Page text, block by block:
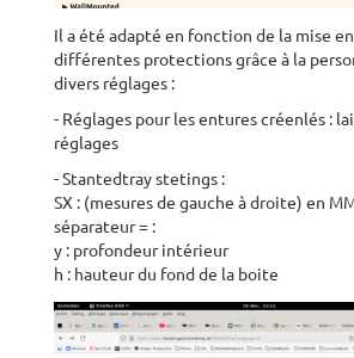
Il a été adapté en fonction de la mise
différentes protections grâce à la
divers réglages :
- Réglages pour les entures créenlés :
réglages
- Stantedtray stetings :
SX : (mesures de gauche à droite) en
séparateur = :
y : profondeur intérieur
h : hauteur du fond de la boite